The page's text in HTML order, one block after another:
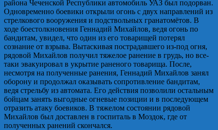
района Чеченской Республики автомобиль УАЗ был подорван.
Одновременно боевики открыли огонь с двух направлений из
стрелкового вооружения и подствольных гранатомётов. В
ходе боестолкновения Геннадий Михайлов, ведя огонь по
бандитам, увидел, что один из его товарищей потерял
сознание от взрыва. Вытаскивая пострадавшего из-под огня,
рядовой Михайлов получил тяжелое ранение в грудь, но все-
таки эвакуировал в укрытие раненого товарища. После,
несмотря на полученные ранения, Геннадий Михайлов занял
оборону и продолжал оказывать сопротивление бандитам,
ведя стрельбу из автомата. Его действия позволили остальным
бойцам занять выгодные огневые позиции и в последующем
отразить атаку боевиков. В тяжелом состоянии рядовой
Михайлов был доставлен в госпиталь в Моздок, где от
полученных ранений скончался.